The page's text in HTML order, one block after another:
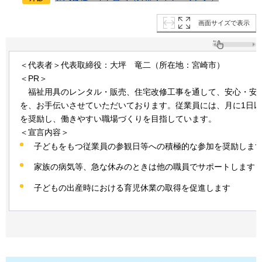
画面サイズで表示
＜代表者＞代表取締役：大坪 竜二（所在地：宮崎市）
＜PR＞
福祉用具のレンタル・販売、住宅改修工事を通して、安心・安
を、お手伝いさせていただいております。従業員には、月に1日
を奨励し、働きやすい職場づくりを目指しています。
＜宣言内容＞
子どもをもつ従業員の参観日等への積極的な参加を奨励しま
家族の病気等、急な休みのときは他の職員でサポートします
子どもの出産時における育児休業の取得を促進します